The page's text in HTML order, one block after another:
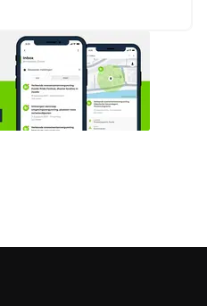
Lijsterbeslaan te